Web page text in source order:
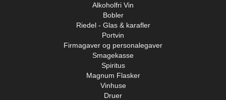
Alkoholfri Vin
Bobler
Riedel - Glas & karafler
Portvin
Firmagaver og personalegaver
Smagekasse
Spiritus
Magnum Flasker
Vinhuse
Druer